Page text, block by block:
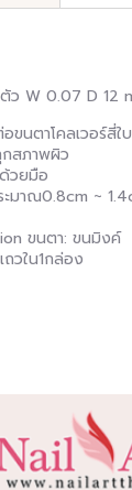
ว W 0.07 D 12
ขนตาโคลเวอร์สี่ใบ
กสภาพผิว
วยมือ
ะมาณ0.8cm ~
ขนตา: ขนมิงค์
วใน1กล่อง